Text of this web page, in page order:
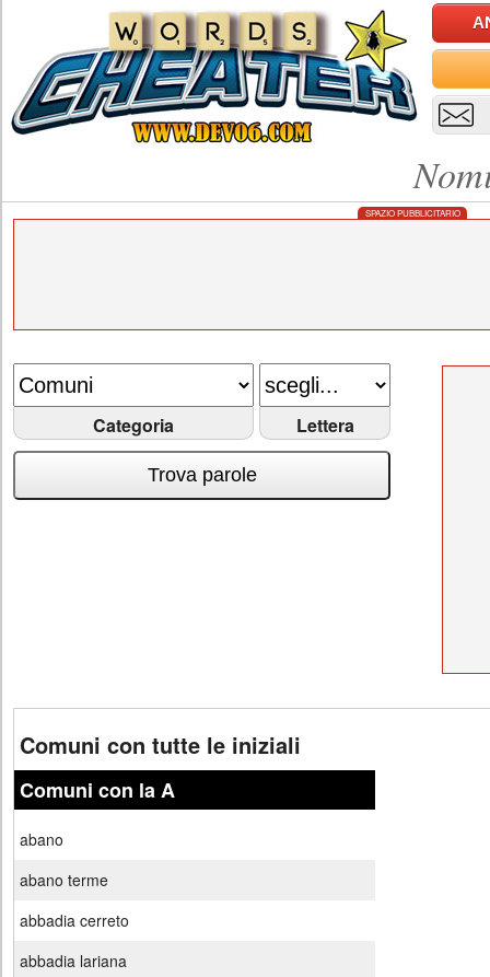
SPAZIO PUBBLICITARIO
Categoria Lettera
Trova parole
Comuni con tutte le iniziali
Comuni con la A
abano
abano terme
abbadia cerreto
abbadia lariana